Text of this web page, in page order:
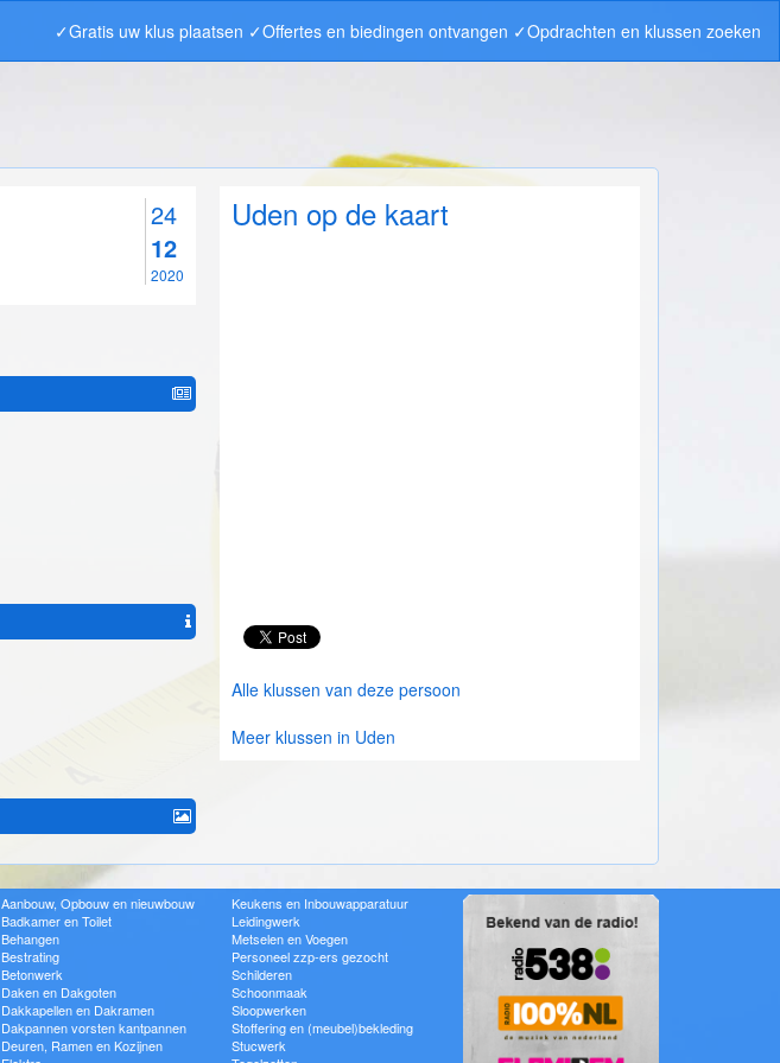
✓Gratis uw klus plaatsen ✓Offertes en biedingen ontvangen ✓Opdrachten en klussen zoeken
24
12
2020
Uden op de kaart
Alle klussen van deze persoon
Meer klussen in Uden
Aanbouw, Opbouw en nieuwbouw
Badkamer en Toilet
Behangen
Bestrating
Betonwerk
Daken en Dakgoten
Dakkapellen en Dakramen
Dakpannen vorsten kantpannen
Deuren, Ramen en Kozijnen
Keukens en Inbouwapparatuur
Leidingwerk
Metselen en Voegen
Personeel zzp-ers gezocht
Schilderen
Schoonmaak
Sloopwerken
Stoffering en (meubel)bekleding
Stucwerk